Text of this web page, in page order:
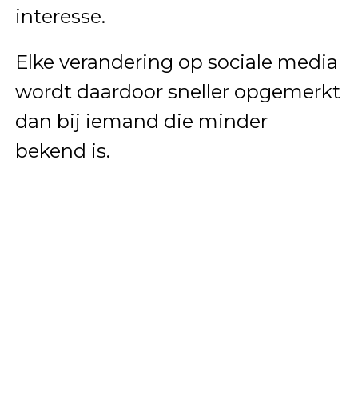
interesse.
Elke verandering op sociale media
wordt daardoor sneller opgemerkt
dan bij iemand die minder
bekend is.